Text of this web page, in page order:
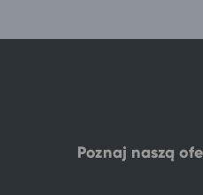
Poznaj naszą